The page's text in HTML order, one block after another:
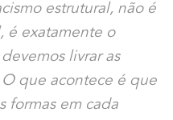
estrutural, não é
é exatamente o
livrar as
que acontece é que
formas em cada